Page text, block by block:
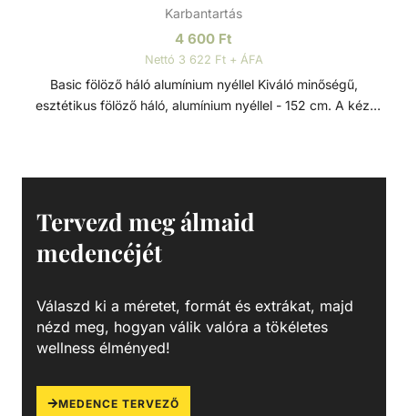
Karbantartás
4 600 Ft
Nettó 3 622 Ft + ÁFA
Basic fölöző háló alumínium nyéllel Kiváló minőségű,
esztétikus fölöző háló, alumínium nyéllel - 152 cm. A kézi
kerettel, megerősített polikarbonát fogantyúval és tartós
hálóval.
Tervezd meg álmaid
medencéjét
Válaszd ki a méretet, formát és extrákat, majd
nézd meg, hogyan válik valóra a tökéletes
wellness élményed!
MEDENCE TERVEZŐ